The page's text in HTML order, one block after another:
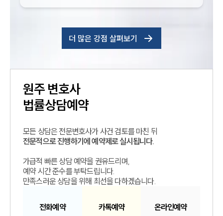
더 많은 강점 살펴보기
원주 변호사
법률상담예약
모든 상담은 전문변호사가 사건 검토를 마친 뒤
전문적으로 진행하기에 예약제로 실시됩니다.
가급적 빠른 상담 예약을 권유드리며,
예약 시간 준수를 부탁드립니다.
만족스러운 상담을 위해 최선을 다하겠습니다.
전화예약 카톡예약 온라인예약